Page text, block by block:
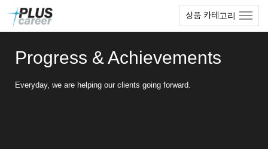
상품 카테고리
Progress & Achievements
Everyday, we are helping our clients going forward.